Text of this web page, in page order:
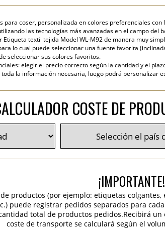
para coser, personalizada en colores preferenciales
las tecnologías más avanzadas en el campo del
Etiqueta textil tejida Model WL-M92 de manera muy
lo cual puede seleccionar una fuente favorita
seleccionar sus colores favoritos.
elegir el precio correcto según la cantidad y el
la información necesaria, luego podrá personalizar
COSTE DE
¡IMPORTANTE!
productos (por ejemplo: etiquetas
puede registrar pedidos separados para
total de productos pedidos.Recibirá
coste de transporte se calculará según el